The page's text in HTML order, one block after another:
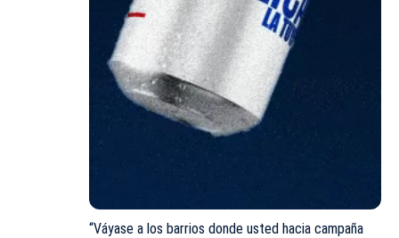
“Váyase a los barrios donde usted hacia campaña